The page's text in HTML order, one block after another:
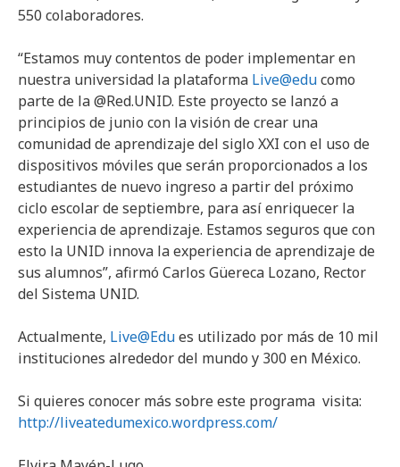
550 colaboradores.
“Estamos muy contentos de poder implementar en
nuestra universidad la plataforma Live@educomo
parte de la @Red.UNID. Este proyecto se lanzó a
principios de junio con la visión de crear una
comunidad de aprendizaje del siglo XXI con el uso de
dispositivos móviles que serán proporcionados a los
estudiantes de nuevo ingreso a partir del próximo
ciclo escolar de septiembre, para así enriquecer la
experiencia de aprendizaje. Estamos seguros que con
esto la UNID innova la experiencia de aprendizaje de
sus alumnos”, afirmó Carlos Güereca Lozano, Rector
del Sistema UNID.
Actualmente, Live@Edues utilizado por más de 10 mil
instituciones alrededor del mundo y 300 en México.
Si quieres conocer más sobre este programa visita:
http://liveatedumexico.wordpress.com/